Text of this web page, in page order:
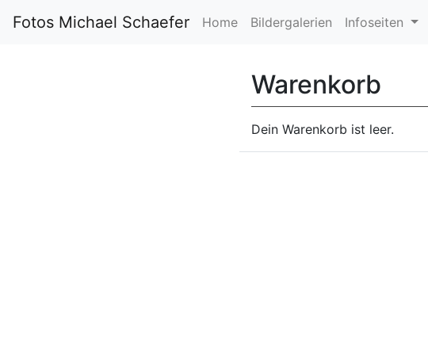
Fotos Michael Schaefer Home Bildergalerien Infoseiten
Warenkorb
Dein Warenkorb ist leer.